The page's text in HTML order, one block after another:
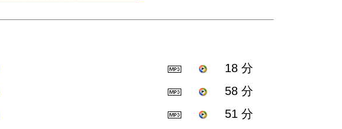
18 分
58 分
51 分